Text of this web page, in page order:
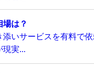
は？
いサービスを有料で
現実...